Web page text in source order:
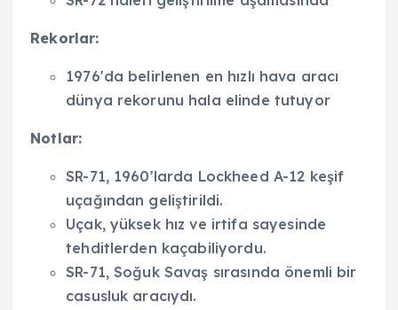
Rekorlar:
1976'da belirlenen en hızlı hava aracı
dünya rekorunu hala elinde tutuyor
Notlar:
SR-71, 1960'larda Lockheed A-12 keşif
uçağından geliştirildi.
Uçak, yüksek hız ve irtifa sayesinde
tehditlerden kaçabiliyordu.
SR-71, Soğuk Savaş sırasında önemli bir
casusluk aracıydı.